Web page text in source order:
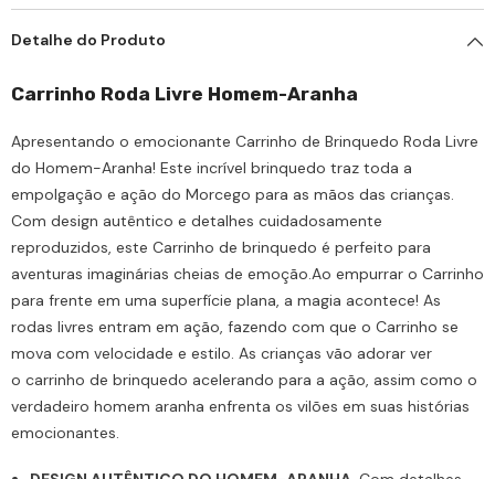
Detalhe do Produto
Carrinho Roda Livre Homem-Aranha
Apresentando o emocionante Carrinho de Brinquedo Roda Livre
do Homem-Aranha! Este incrível brinquedo traz toda a
empolgação e ação do Morcego para as mãos das crianças.
Com design autêntico e detalhes cuidadosamente
reproduzidos, este Carrinho de brinquedo é perfeito para
aventuras imaginárias cheias de emoção.Ao empurrar o Carrinho
para frente em uma superfície plana, a magia acontece! As
rodas livres entram em ação, fazendo com que o Carrinho se
mova com velocidade e estilo. As crianças vão adorar ver
o carrinho de brinquedo acelerando para a ação, assim como o
verdadeiro homem aranha enfrenta os vilões em suas histórias
emocionantes.